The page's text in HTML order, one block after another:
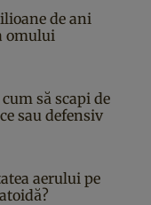
de ani
omului
să scapi de
sau defensiv
aerului pe